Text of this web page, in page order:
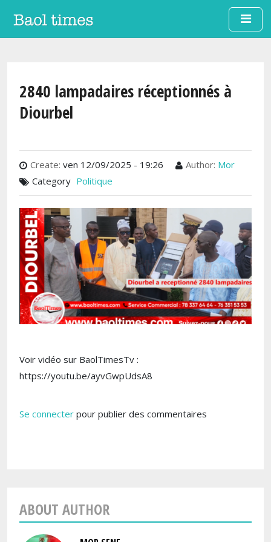
Aller au contenu principal
2840 lampadaires réceptionnés à
Diourbel
Create: ven 12/09/2025 - 19:26 Author: Mor
Category Politique
Voir vidéo sur BaolTimesTv :
https://youtu.be/ayvGwpUdsA8
Se connecter pour publier des commentaires
ABOUT AUTHOR